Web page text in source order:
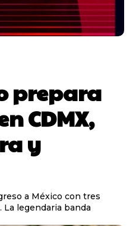
prepara
CDMX,
y
a México con tres
legendaria banda